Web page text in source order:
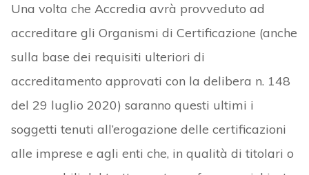
Una volta che Accredia avrà provveduto ad
accreditare gli Organismi di Certificazione (anche
sulla base dei requisiti ulteriori di
accreditamento approvati con la delibera n. 148
del 29 luglio 2020) saranno questi ultimi i
soggetti tenuti all’erogazione delle certificazioni
alle imprese e agli enti che, in qualità di titolari o